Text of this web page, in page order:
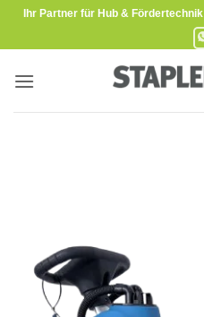
SkipIhr Partner für Hub & Fördertechnik